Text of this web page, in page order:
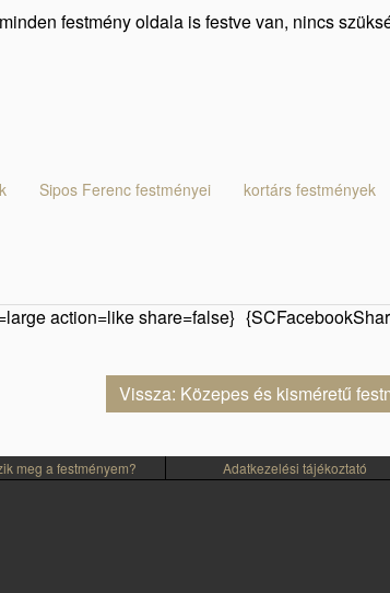
festmény oldala is festve van, nincs
Sipos Ferenc festményei kortárs festmények
action=like share=false}
Vissza: Közepes és kisméretű
meg a festményem? Adatkezelési tájékoztató